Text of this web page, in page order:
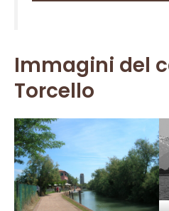
Immagini del
Torcello